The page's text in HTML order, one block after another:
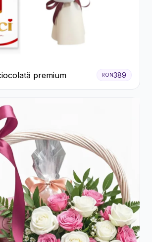
premium RON389